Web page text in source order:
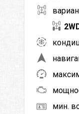
мин.